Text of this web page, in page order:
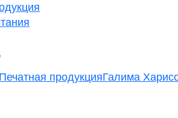
Печатная продукцияГалима